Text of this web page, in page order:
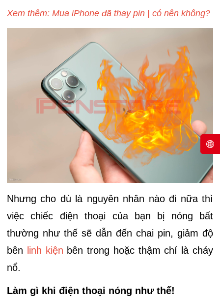
Xem thêm: Mua iPhone đã thay pin | có nên không?
Nhưng cho dù là nguyên nhân nào đi nữa thì
việc chiếc điện thoại của bạn bị nóng bất
thường như thế sẽ dẫn đến chai pin, giảm độ
bên
linh kiện bên trong hoặc thậm chí là cháy
nổ.
Làm gì khi điện thoại nóng như thế!